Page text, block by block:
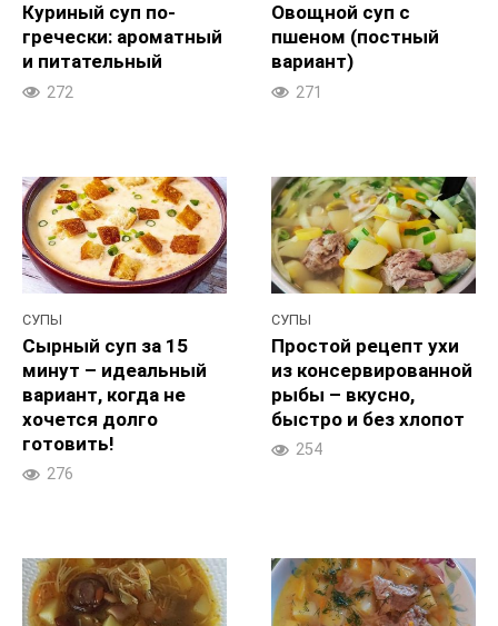
Куриный суп по-
гречески: ароматный
и питательный
272
Овощной суп с
пшеном (постный
вариант)
271
СУПЫ
Сырный суп за 15
минут – идеальный
вариант, когда не
хочется долго
готовить!
276
СУПЫ
Простой рецепт ухи
из консервированной
рыбы – вкусно,
быстро и без хлопот
254